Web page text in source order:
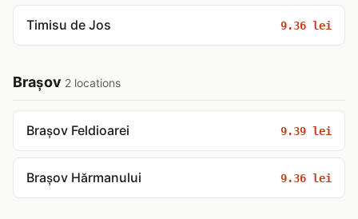
Timisu de Jos 9.36 lei
Brașov 2 locations
Brașov Feldioarei 9.39 lei
Brașov Hărmanului 9.36 lei